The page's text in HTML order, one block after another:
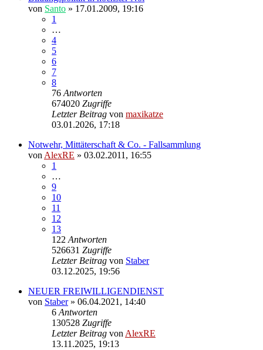
von Santo » 17.01.2009, 19:16
1
…
4
5
6
7
8
76 Antworten
674020 Zugriffe
Letzter Beitrag von maxikatze
03.01.2026, 17:18
Notwehr, Mittäterschaft & Co. - Fallsammlung
von AlexRE » 03.02.2011, 16:55
1
…
9
10
11
12
13
122 Antworten
526631 Zugriffe
Letzter Beitrag von Staber
03.12.2025, 19:56
NEUER FREIWILLIGENDIENST
von Staber» 06.04.2021, 14:40
6 Antworten
130528 Zugriffe
Letzter Beitrag von AlexRE
13.11.2025, 19:13